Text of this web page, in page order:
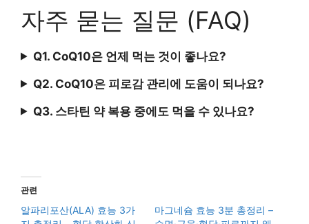
자주 묻는 질문 (FAQ)
Q1. CoQ10은 언제 먹는 것이 좋나요?
Q2. CoQ10은 피로감 관리에 도움이 되나요?
Q3. 스타틴 약 복용 중에도 먹을 수 있나요?
관련
알파리포산(ALA) 효능 3가
마그네슘 효능 3분 총정리 –